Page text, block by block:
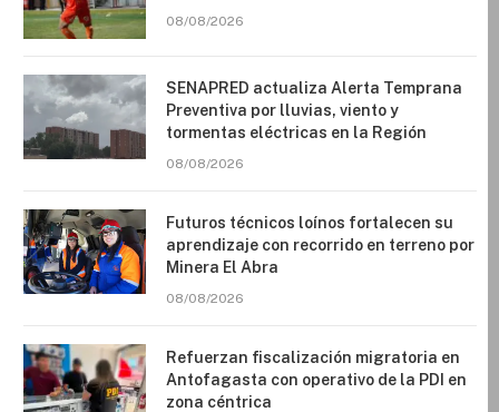
08/08/2026
SENAPRED actualiza Alerta Temprana
Preventiva por lluvias, viento y
tormentas eléctricas en la Región
08/08/2026
Futuros técnicos loínos fortalecen su
aprendizaje con recorrido en terreno por
Minera El Abra
08/08/2026
Refuerzan fiscalización migratoria en
Antofagasta con operativo de la PDI en
zona céntrica